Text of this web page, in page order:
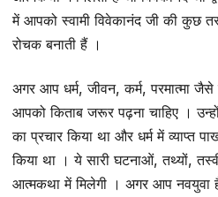
में आपको स्वामी विवेकानंद जी की कुछ
रोचक बनाती हैं ।
अगर आप धर्म, जीवन, कर्म, परमात्मा
आपको किताब जरूर पढ़ना चाहिए ।
का प्रचार किया था और धर्म में व्याप्त
किया था । ये सारी घटनाओं, तथ्यों,
आत्मकथा में मिलेगी । अगर आप नवयुवा